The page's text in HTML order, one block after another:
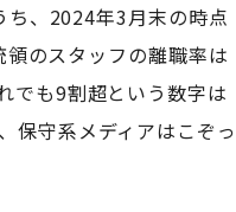
、2024年3月末の時点
のスタッフの離職率は
でも9割超という数字は
保守系メディアはこぞっ